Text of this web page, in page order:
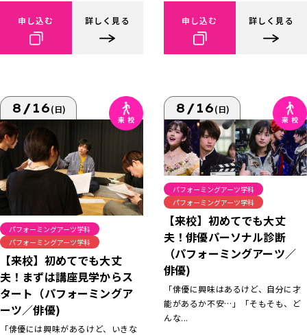
申し込む 詳しく見る 申し込む 詳しく見る
8/16(日)
パフォーミングアーツ学科
パフォーミングアーツ学科
【来校】初めてでも大丈
夫！まずは講座見学からス
タート（パフォーミングア
ーツ／俳優)
「俳優には興味があるけど、いきな
8/16(日)
パフォーミングアーツ学科
パフォーミングアーツ学科
【来校】初めてでも大丈
夫！俳優パーソナル診断
（パフォーミングアーツ／
俳優)
「俳優に興味はあるけど、自分に才
能があるか不安…」「そもそも、ど
んな...